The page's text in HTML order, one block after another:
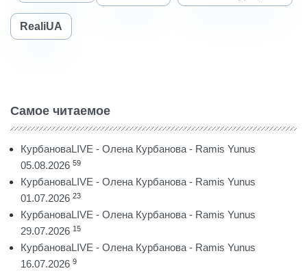
RealiUA
Самое читаемое
КурбановаLIVE - Олена Курбанова - Ramis Yunus
05.08.2026 59
КурбановаLIVE - Олена Курбанова - Ramis Yunus
01.07.2026 23
КурбановаLIVE - Олена Курбанова - Ramis Yunus
29.07.2026 15
КурбановаLIVE - Олена Курбанова - Ramis Yunus
16.07.2026 9